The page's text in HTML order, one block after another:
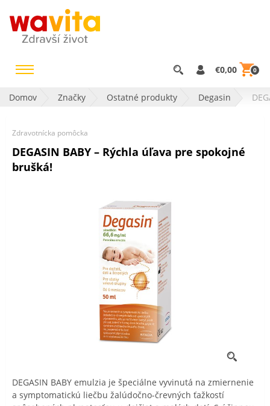
€0,00 0
Domov Značky Ostatné produkty Degasin
Zdravotnícka pomôcka
DEGASIN BABY – Rýchla úľava pre spokojné
brušká!
DEGASIN BABY emulzia je špeciálne vyvinutá na zmiernenie
a symptomatickú liečbu žalúdočno-črevných ťažkostí